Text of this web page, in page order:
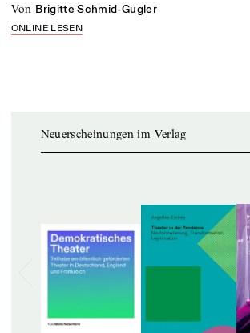
von Brigitte Schmid-Gugler
ONLINE LESEN
Neuerscheinungen im Verlag